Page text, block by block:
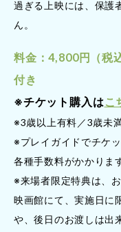
過ぎる上映には、保護
ん。
料金：4,800円（税
付き
※チケット購入は こ
※3歳以上有料／3歳未
※プレイガイドでチケ
各種手数料がかかりま
※来場者限定特典は、
映画館にて、実施日に
や、後日のお渡しは出